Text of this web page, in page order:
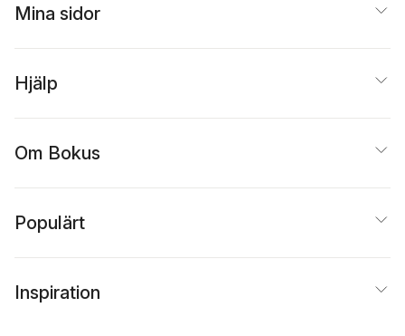
Mina sidor
Hjälp
Om Bokus
Populärt
Inspiration